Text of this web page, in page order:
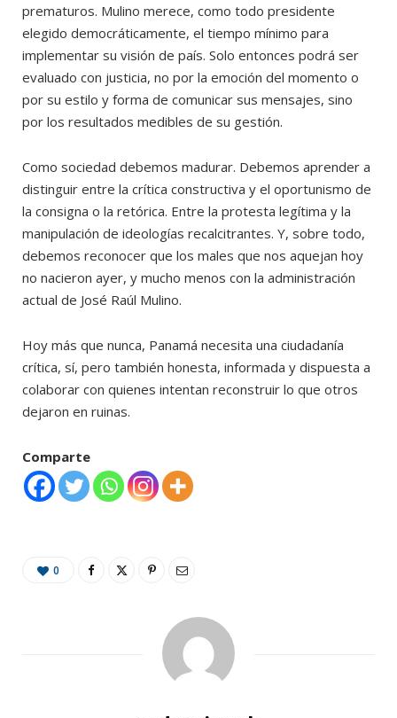
prematuros. Mulino merece, como todo presidente
elegido democráticamente, el tiempo mínimo para
implementar su visión de país. Solo entonces podrá ser
evaluado con justicia, no por la emoción del momento o
por su estilo y forma de comunicar sus mensajes, sino
por los resultados medibles de su gestión.
Como sociedad debemos madurar. Debemos aprender a
distinguir entre la crítica constructiva y el oportunismo de
la consigna o la retórica. Entre la protesta legítima y la
manipulación de ideologías recalcitrantes. Y, sobre todo,
debemos reconocer que los males que nos aquejan hoy
no nacieron ayer, y mucho menos con la administración
actual de José Raúl Mulino.
Hoy más que nunca, Panamá necesita una ciudadanía
crítica, sí, pero también honesta, informada y dispuesta a
colaborar con quienes intentan reconstruir lo que otros
dejaron en ruinas.
Comparte
0